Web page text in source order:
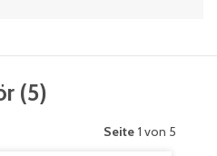
(5)
Seite 1 von 5